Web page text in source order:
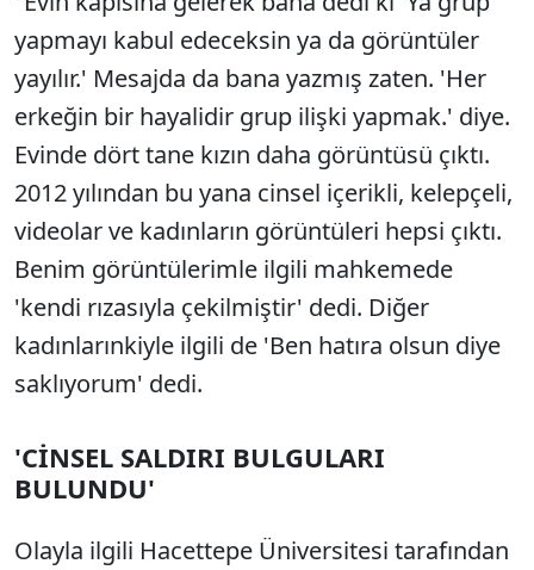
yapmayı kabul edeceksin ya da görüntüler
yayılır.' Mesajda da bana yazmış zaten. 'Her
erkeğin bir hayalidir grup ilişki yapmak.' diye.
Evinde dört tane kızın daha görüntüsü çıktı.
2012 yılından bu yana cinsel içerikli, kelepçeli,
videolar ve kadınların görüntüleri hepsi çıktı.
Benim görüntülerimle ilgili mahkemede
'kendi rızasıyla çekilmiştir' dedi. Diğer
kadınlarınkiyle ilgili de 'Ben hatıra olsun diye
saklıyorum' dedi.
'CİNSEL SALDIRI BULGULARI
BULUNDU'
Olayla ilgili Hacettepe Üniversitesi tarafından